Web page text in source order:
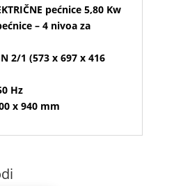
pećnice 5,80 Kw
– 4 nivoa za
2/1 (573 x 697 x 416
Hz
x 940 mm